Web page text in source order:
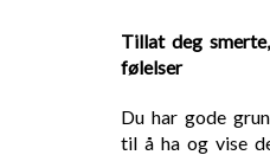
Tillat deg
følelser
Du har gode
til å ha og vise